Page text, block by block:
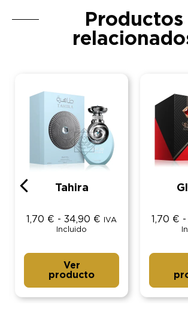
Productos
Tahira
1,70 € - 34,90 €
IVA
Incluido
Ver
producto
1,70 € -